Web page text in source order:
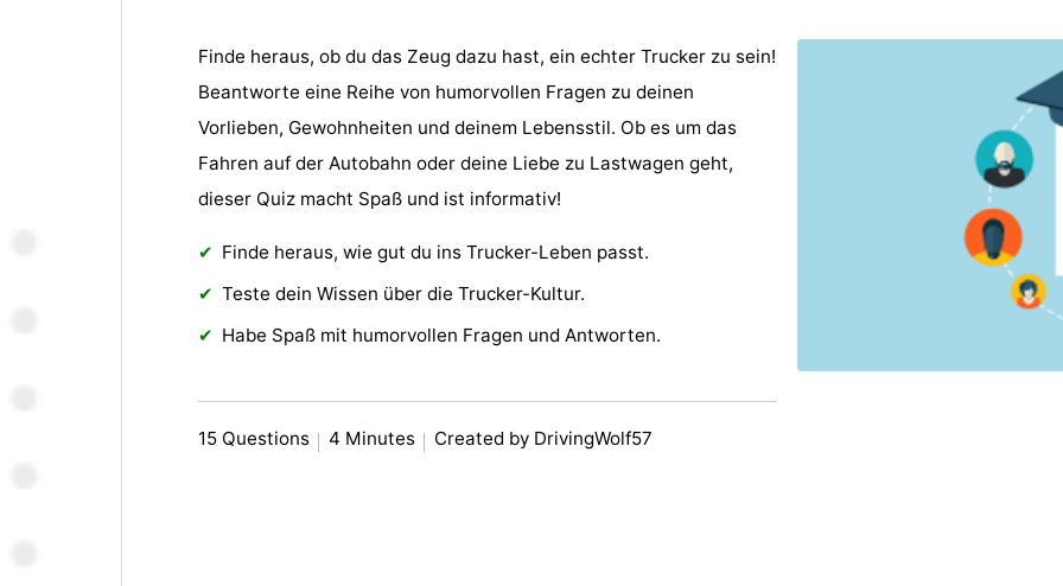
Finde heraus, ob du das Zeug dazu hast, ein echter Trucker zu sein!
Beantworte eine Reihe von humorvollen Fragen zu deinen
Vorlieben, Gewohnheiten und deinem Lebensstil. Ob es um das
Fahren auf der Autobahn oder deine Liebe zu Lastwagen geht,
dieser Quiz macht Spaß und ist informativ!
Finde heraus, wie gut du ins Trucker-Leben passt.
Teste dein Wissen über die Trucker-Kultur.
Habe Spaß mit humorvollen Fragen und Antworten.
15 Questions 4 Minutes Created by DrivingWolf57